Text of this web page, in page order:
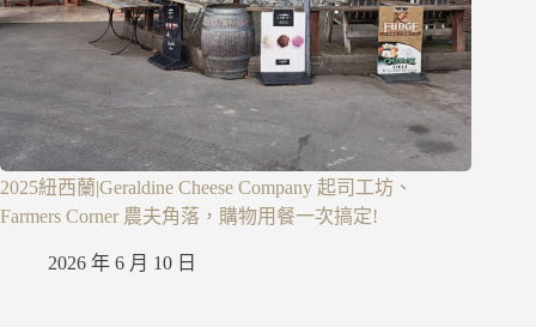
2025紐西蘭|Geraldine Cheese Company 起司工坊、
Farmers Corner 農夫角落，購物用餐一次搞定!
2026 年 6 月 10 日